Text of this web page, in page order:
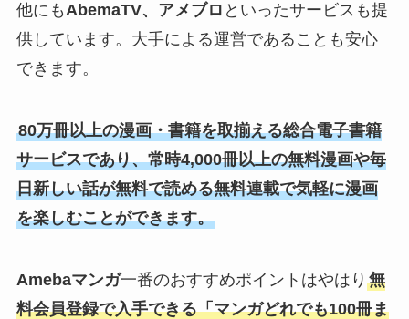
他にもAbemaTV、アメブロ といったサービスも提
供しています。大手による運営であることも安心
できます。
80万冊以上の漫画・書籍を取揃える総合電子書籍
サービスであり、常時4,000冊以上の無料漫画や毎
日新しい話が無料で読める無料連載で気軽に漫画
を楽しむことができます。
Amebaマンガ一番のおすすめポイントはやはり 無
料会員登録で入手できる「マンガどれでも100冊ま